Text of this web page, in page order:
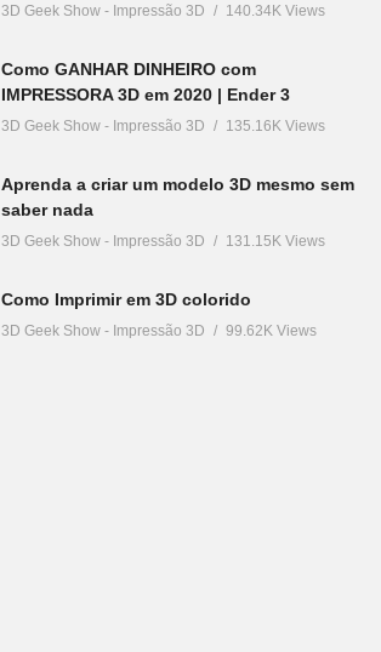
3D Geek Show - Impressão 3D 140.34K Views
Como GANHAR DINHEIRO com
IMPRESSORA 3D em 2020 | Ender 3
3D Geek Show - Impressão 3D 135.16K Views
Aprenda a criar um modelo 3D mesmo sem
saber nada
3D Geek Show - Impressão 3D 131.15K Views
Como Imprimir em 3D colorido
3D Geek Show - Impressão 3D 99.62K Views